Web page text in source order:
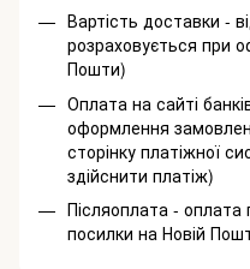
Вартість доставки -
розраховується при
Пошти)
Оплата на сайті
оформлення
сторінку платіжної
здійснити платіж)
Післяоплата - оплата
посилки на Новій